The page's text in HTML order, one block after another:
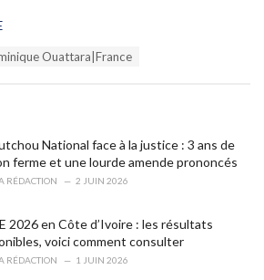
Ouattara|France
National face à la justice : 3 ans de
ferme et une lourde amende prononcés
RÉDACTION 2 JUIN 2026
2026 en Côte d’Ivoire : les résultats
voici comment consulter
RÉDACTION 1 JUIN 2026